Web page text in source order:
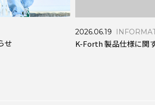
せ
2026.06.19
K-Forth 製品仕様に関